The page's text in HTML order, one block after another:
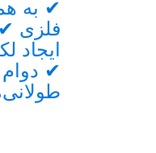
Carousel
✔ به
فلزی
ایجاد
✔ دوام